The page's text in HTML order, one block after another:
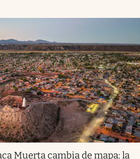
Muerta cambia de mapa: la